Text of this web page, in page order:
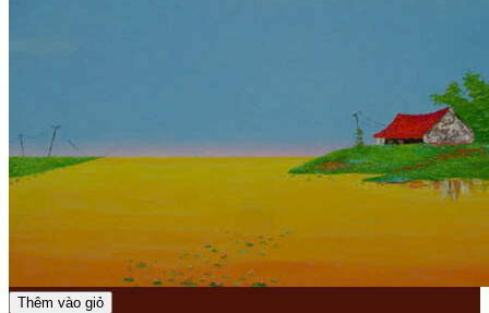
Thêm vào giỏ